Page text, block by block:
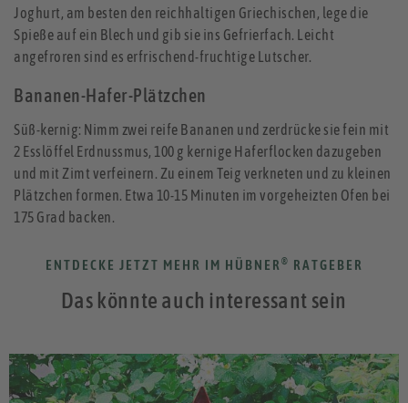
Joghurt, am besten den reichhaltigen Griechischen, lege die
Spieße auf ein Blech und gib sie ins Gefrierfach. Leicht
angefroren sind es erfrischend-fruchtige Lutscher.
Bananen-Hafer-Plätzchen
Süß-kernig: Nimm zwei reife Bananen und zerdrücke sie fein mit
2 Esslöffel Erdnussmus, 100 g kernige Haferflocken dazugeben
und mit Zimt verfeinern. Zu einem Teig verkneten und zu kleinen
Plätzchen formen. Etwa 10-15 Minuten im vorgeheizten Ofen bei
175 Grad backen.
ENTDECKE JETZT MEHR IM HÜBNER ® RATGEBER
Das könnte auch interessant sein